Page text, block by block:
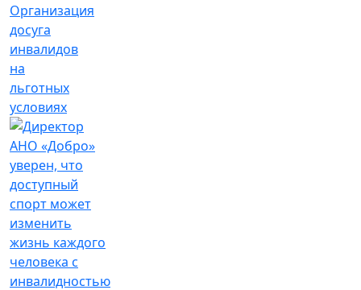
Организация
досуга
инвалидов
на
льготных
условиях